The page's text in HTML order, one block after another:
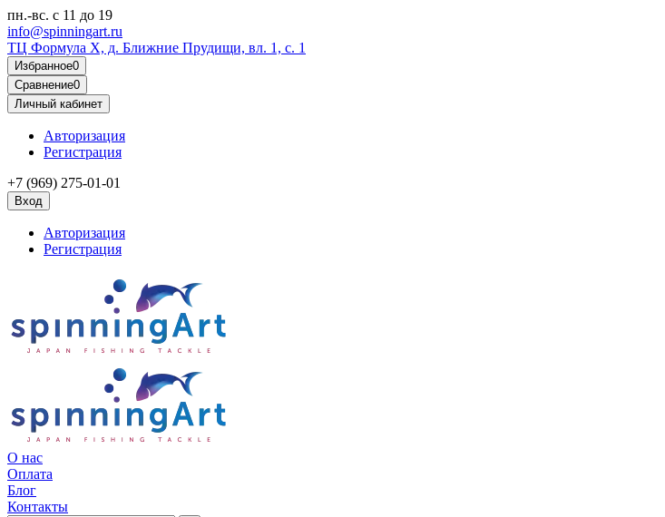
пн.-вс. с 11 до 19
info@spinningart.ru
ТЦ Формула X, д. Ближние Прудищи, вл. 1, с. 1
Избранное0
Сравнение0
Личный кабинет
Авторизация
Регистрация
+7 (969) 275-01-01
Вход
Авторизация
Регистрация
О нас
Оплата
Блог
Контакты